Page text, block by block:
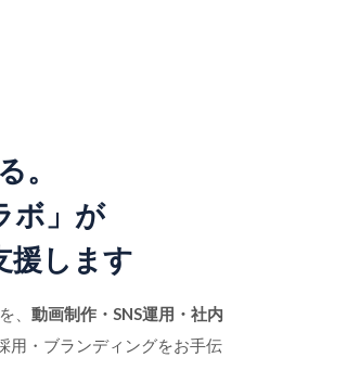
。
ボ」が
援します
、 動画制作・SNS運用・社内
用・ブランディングをお手伝